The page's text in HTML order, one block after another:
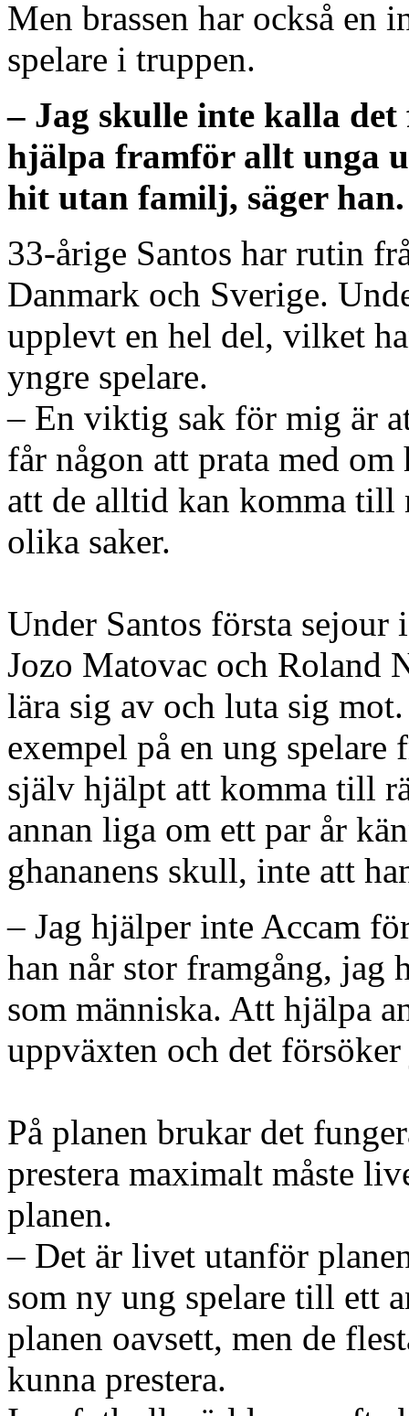
Men brassen har också en
spelare i truppen.
– Jag skulle inte kalla
hjälpa framför allt unga
hit utan familj, säger han.
33-årige Santos har rutin
Danmark och Sverige.
upplevt en hel del, vilket
yngre spelare.
– En viktig sak för mig är
får någon att prata med
att de alltid kan komma
olika saker.
Under Santos första sejour
Jozo Matovac och Roland
lära sig av och luta sig
exempel på en ung spelare
själv hjälpt att komma till
annan liga om ett par år
ghananens skull, inte att
– Jag hjälper inte Accam
han når stor framgång, jag
som människa. Att hjälpa
uppväxten och det
På planen brukar det
prestera maximalt måste
planen.
– Det är livet utanför
som ny ung spelare till ett
planen oavsett, men de
kunna prestera.